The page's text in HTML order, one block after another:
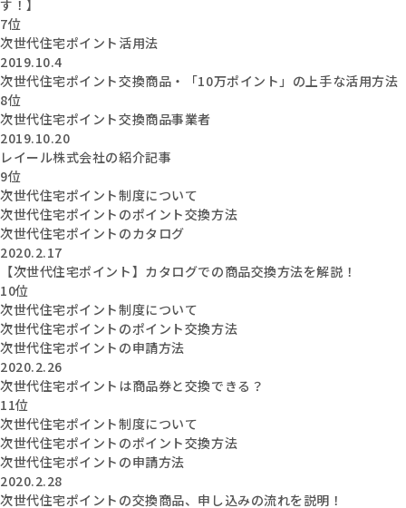
す！】
7位
次世代住宅ポイント活用法
2019.10.4
次世代住宅ポイント交換商品・「10万ポイント」の上手な活用方法
8位
次世代住宅ポイント交換商品事業者
2019.10.20
レイール株式会社の紹介記事
9位
次世代住宅ポイント制度について
次世代住宅ポイントのポイント交換方法
次世代住宅ポイントのカタログ
2020.2.17
【次世代住宅ポイント】カタログでの商品交換方法を解説！
10位
次世代住宅ポイント制度について
次世代住宅ポイントのポイント交換方法
次世代住宅ポイントの申請方法
2020.2.26
次世代住宅ポイントは商品券と交換できる？
11位
次世代住宅ポイント制度について
次世代住宅ポイントのポイント交換方法
次世代住宅ポイントの申請方法
2020.2.28
次世代住宅ポイントの交換商品、申し込みの流れを説明！